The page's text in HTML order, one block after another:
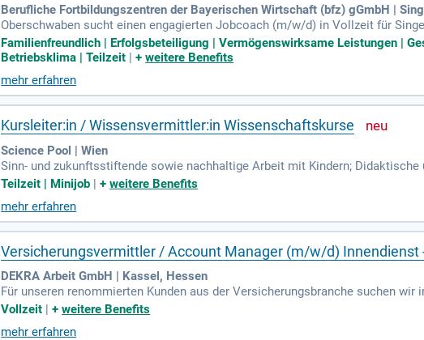
Berufliche Fortbildungszentren der Bayerischen Wirtschaft (bfz) gGmbH |
Oberschwaben sucht einen engagierten Jobcoach (m/w/d) in Vollzeit für
ition unterstützen Sie Erwachsene bei der beruflichen Integration. Zu Ihren
Vermittlung von Arbeitssuchenden. Darüber hinaus fungieren Sie als
bis zum 12.08.2026 und helfen Sie anderen, ihre beruflichen Ziele zu erreichen!
Familienfreundlich | Erfolgsbeteiligung | Vermögenswirksame Leistungen |
Betriebsklima | Teilzeit |+weitere Benefits
mehr erfahren
Kursleiter:in / Wissensvermittler:in Wissenschaftskurse
Science Pool | Wien
Sinn- und zukunftsstiftende sowie nachhaltige Arbeit mit Kindern;
ort und Reflexionsseminar; Wissenserweiterung: Durch Lehren lernen;
Teilzeit | Minijob |+weitere Benefits
mehr erfahren
Versicherungsvermittler / Account Manager (m/w/d) Innendienst
DEKRA Arbeit GmbH | Kassel, Hessen
Für unseren renommierten Kunden aus der Versicherungsbranche suchen
svermittler / Account Manager (m/w/d) Innendienst am Standort Kassel.
Vollzeit |+weitere Benefits
mehr erfahren